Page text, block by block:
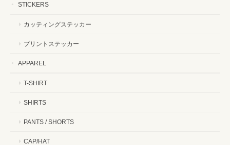
STICKERS
カッティングステッカー
プリントステッカー
APPAREL
T-SHIRT
SHIRTS
PANTS / SHORTS
CAP/HAT